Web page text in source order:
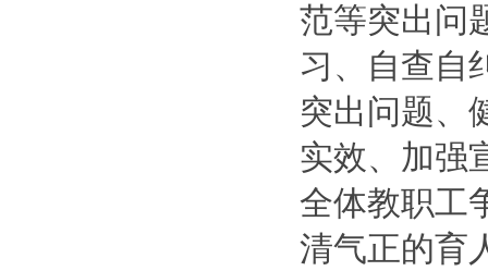
范等突出问
习、自查自
突出问题、
实效、加强
全体教职工
清气正的育